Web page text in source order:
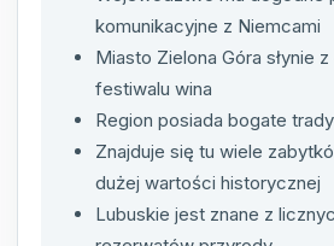
komunikacyjne z Niemcami
Miasto Zielona Góra słynie
festiwalu wina
Region posiada bogate
Znajduje się tu wiele
dużej wartości historycznej
Lubuskie jest znane z